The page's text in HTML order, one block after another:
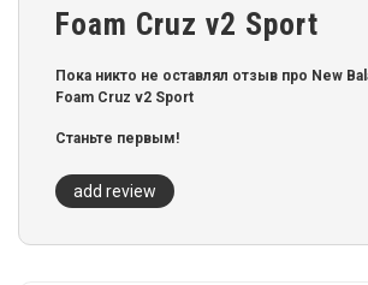
Foam Cruz v2 Sport
Пока никто не оставлял отзыв про New
Foam Cruz v2 Sport
Станьте первым!
add review